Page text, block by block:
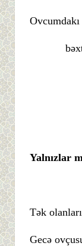
bəxtimə
Yalnızlar
Tək
Gecə